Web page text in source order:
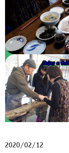
2020/02/12